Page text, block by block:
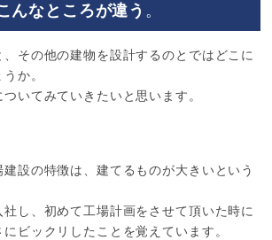
んなところが違う 。
その他の建物を設計するのとではどこに
か。
いてみていきたいと思います。
設の特徴は、建てるものが大きいという
し、初めて工場計画をさせて頂いた時に
ビックリしたことを覚えています。